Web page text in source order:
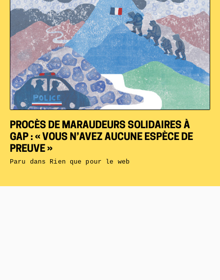
PROCÈS DE MARAUDEURS SOLIDAIRES À
GAP : « VOUS N’AVEZ AUCUNE ESPÈCE DE
PREUVE »
Paru dans Rien que pour le web